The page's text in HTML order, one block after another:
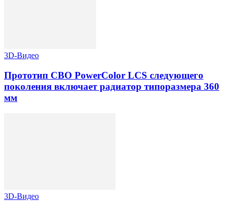
3D-Видео
Прототип СВО PowerColor LCS следующего
поколения включает радиатор типоразмера 360
мм
3D-Видео